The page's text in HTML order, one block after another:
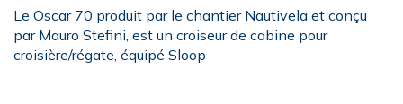
Le Oscar 70 produit par le chantier Nautivela et conçu
par Mauro Stefini, est un croiseur de cabine pour
croisière/régate, équipé Sloop